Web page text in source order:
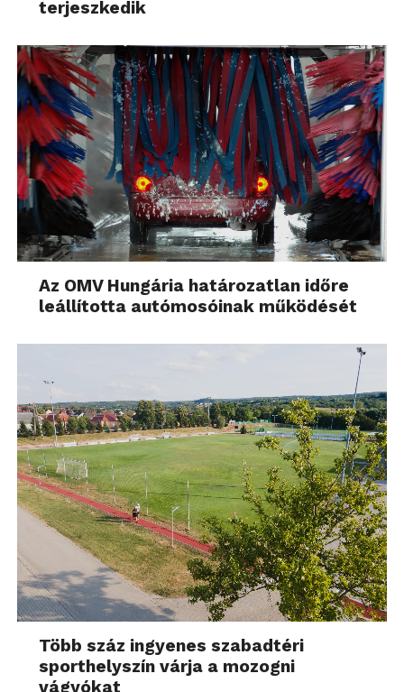
terjeszkedik
Az OMV Hungária határozatlan időre
leállította autómosóinak működését
Több száz ingyenes szabadtéri
sporthelyszín várja a mozogni
vágyókat